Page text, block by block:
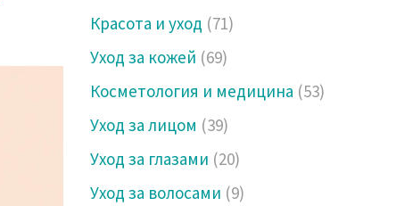
Красота и уход (71)
Уход за кожей (69)
Косметология и медицина (53)
Уход за лицом (39)
Уход за глазами (20)
Уход за волосами (9)